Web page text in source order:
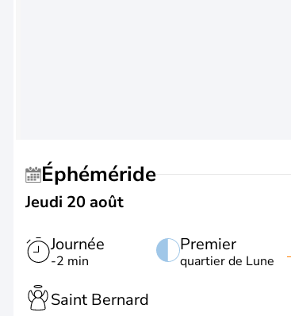
Éphéméride
Jeudi 20 août
Journée
-2 min
Premier
quartier de Lune
Saint Bernard